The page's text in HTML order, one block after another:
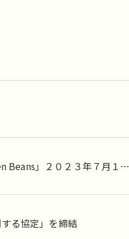
Beans」２０２３年７月１０
る協定」を締結